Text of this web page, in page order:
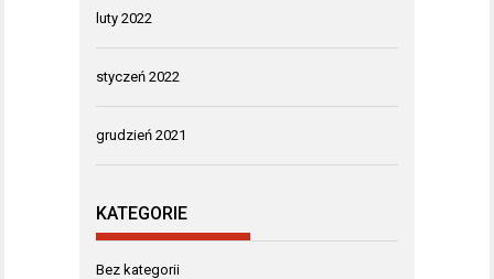
luty 2022
styczeń 2022
grudzień 2021
KATEGORIE
Bez kategorii